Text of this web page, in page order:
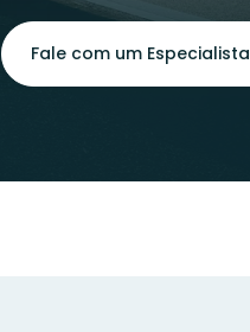
Fale com um Especialista